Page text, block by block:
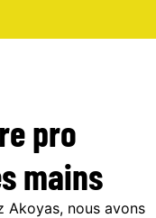
pro
mains
Akoyas, nous avons